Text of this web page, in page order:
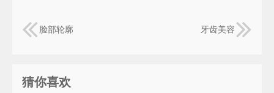
脸部轮廓 牙齿美容
猜你喜欢